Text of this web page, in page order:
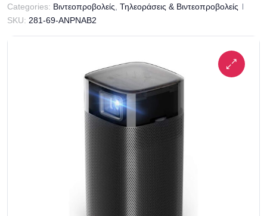
Categories: Βιντεοπροβολείς Τηλεοράσεις & Βιντεοπροβολείς
SKU: 281-69-ANPNAB2